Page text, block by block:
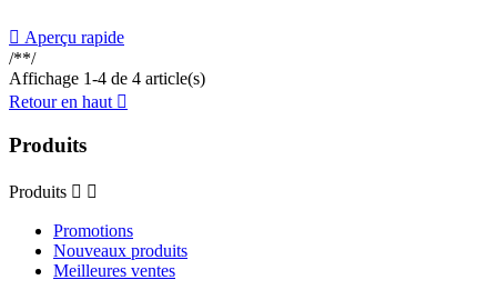
 Aperçu rapide
/**/
Affichage 1-4 de 4 article(s)
Retour en haut 
Produits
Produits  
Promotions
Nouveaux produits
Meilleures ventes